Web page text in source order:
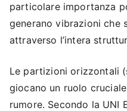
particolare importanza
generano vibrazioni che
attraverso l’intera
Le partizioni orizzontali
giocano un ruolo
rumore. Secondo la UNI